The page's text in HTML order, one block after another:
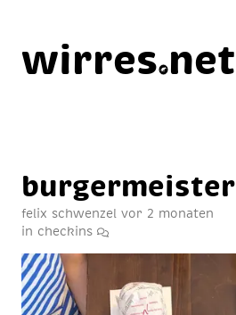
wirres net
bur­ger­meis­ter
felix schwenzel vor 2 monaten
in checkins